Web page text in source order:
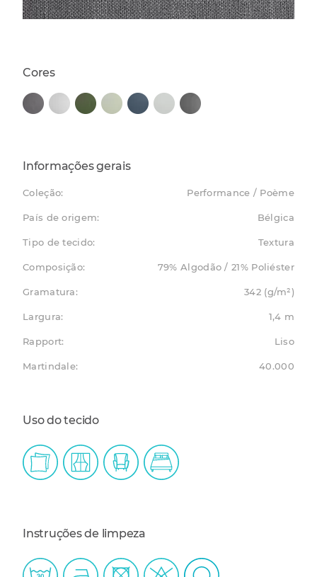
Cores
Informações gerais
Coleção: Performance / Poème
País de origem: Bélgica
Tipo de tecido: Textura
Composição: 79% Algodão / 21% Poliéster
Gramatura: 342 (g/m²)
Largura: 1,4 m
Rapport: Liso
Martindale: 40.000
Uso do tecido
Instruções de limpeza